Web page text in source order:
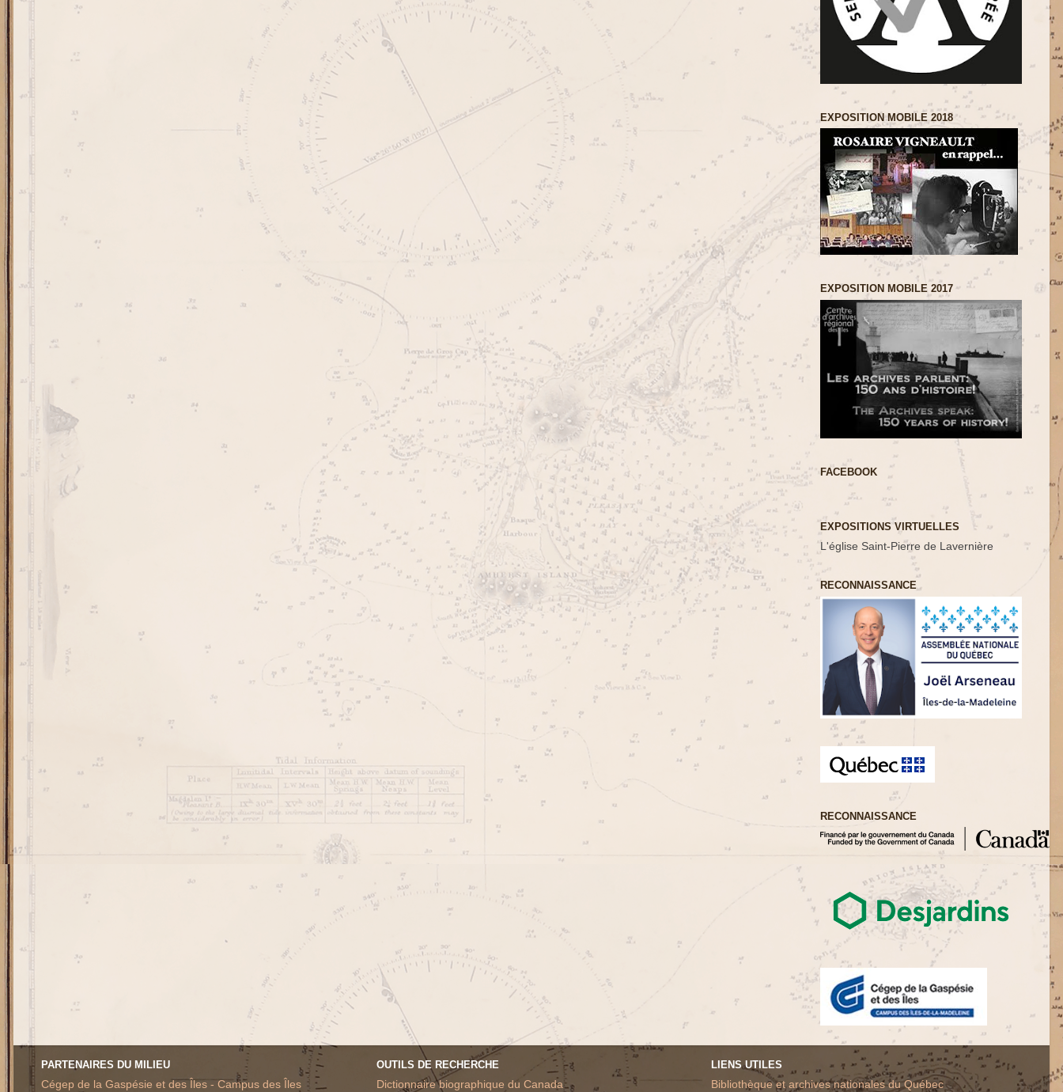
EXPOSITION MOBILE 2018
EXPOSITION MOBILE 2017
FACEBOOK
EXPOSITIONS VIRTUELLES
L'église Saint-Pierre de Lavernière
RECONNAISSANCE
RECONNAISSANCE
PARTENAIRES DU MILIEU
Cégep de la Gaspésie et des Îles - Campus des Îles
OUTILS DE RECHERCHE
Dictionnaire biographique du Canada
LIENS UTILES
Bibliothèque et archives nationales du Québec